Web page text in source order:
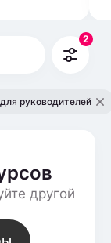
2
руководителей
другой